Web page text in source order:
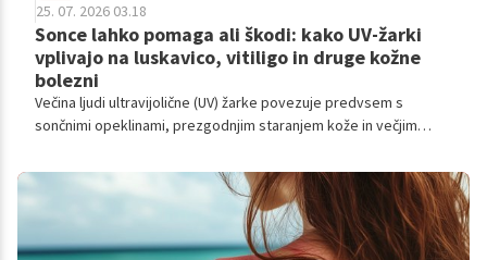
25. 07. 2026 03.18
Sonce lahko pomaga ali škodi: kako UV-žarki
vplivajo na luskavico, vitiligo in druge kožne
bolezni
Večina ljudi ultravijolične (UV) žarke povezuje predvsem s
sončnimi opeklinami, prezgodnjim staranjem kože in večjim
boleznih je zgodba precej bolj zapletena.